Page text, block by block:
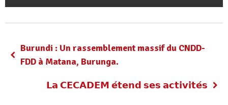
Burundi : Un rassemblement massif du CNDD-
FDD à Matana, Burunga.
𝗟𝗮 𝗖𝗘𝗖𝗔𝗗𝗘𝗠 𝗲́𝘁𝗲𝗻𝗱 𝘀𝗲𝘀 𝗮𝗰𝘁𝗶𝘃𝗶𝘁𝗲́𝘀